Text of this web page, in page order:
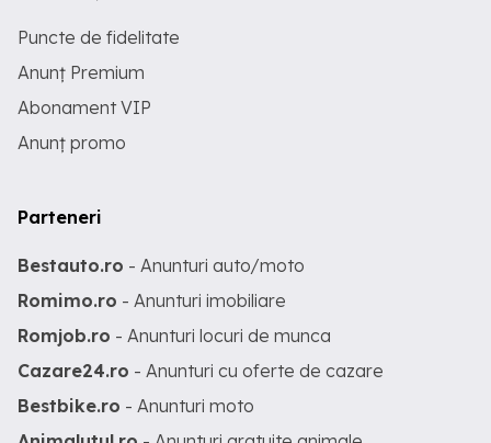
Puncte de fidelitate
Anunț Premium
Abonament VIP
Anunț promo
Parteneri
Bestauto.ro - Anunturi auto/moto
Romimo.ro - Anunturi imobiliare
Romjob.ro - Anunturi locuri de munca
Cazare24.ro - Anunturi cu oferte de cazare
Bestbike.ro - Anunturi moto